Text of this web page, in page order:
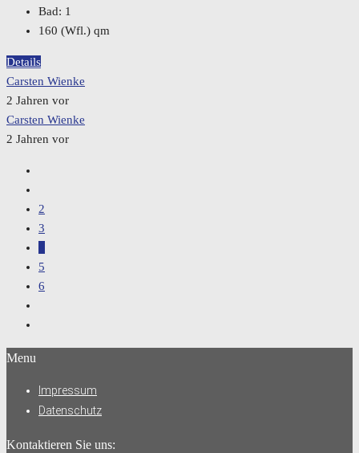
Bad: 1
160 (Wfl.) qm
Details
Carsten Wienke
2 Jahren vor
Carsten Wienke
2 Jahren vor
2
3
5
6
Menu
Impressum
Datenschutz
Kontaktieren Sie uns: